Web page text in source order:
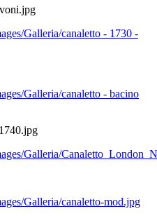
Galleria/canaletto - 1730 -
Galleria/canaletto - bacino
Galleria/
Galleria/canaletto-mod.jpg